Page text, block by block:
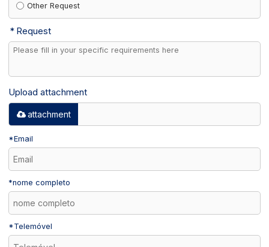
Other Request
Request
Upload attachment
attachment
*Email
*nome completo
*Telemóvel